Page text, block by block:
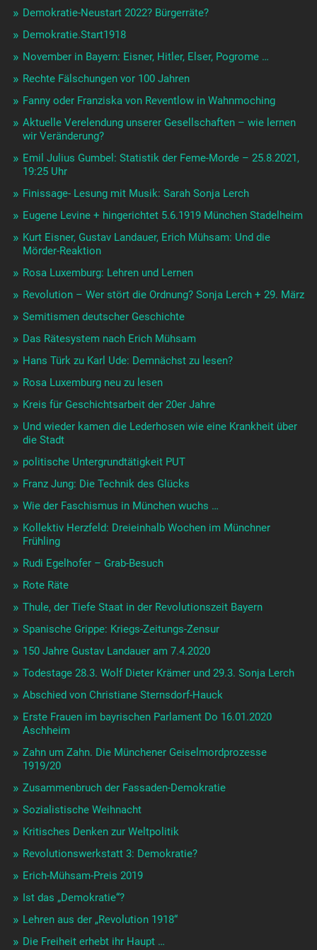
Demokratie-Neustart 2022? Bürgerräte?
Demokratie.Start1918
November in Bayern: Eisner, Hitler, Elser, Pogrome …
Rechte Fälschungen vor 100 Jahren
Fanny oder Franziska von Reventlow in Wahnmoching
Aktuelle Verelendung unserer Gesellschaften – wie lernen
wir Veränderung?
Emil Julius Gumbel: Statistik der Feme-Morde – 25.8.2021,
19:25 Uhr
Finissage- Lesung mit Musik: Sarah Sonja Lerch
Eugene Levine + hingerichtet 5.6.1919 München Stadelheim
Kurt Eisner, Gustav Landauer, Erich Mühsam: Und die
Mörder-Reaktion
Rosa Luxemburg: Lehren und Lernen
Revolution – Wer stört die Ordnung? Sonja Lerch + 29. März
Semitismen deutscher Geschichte
Das Rätesystem nach Erich Mühsam
Hans Türk zu Karl Ude: Demnächst zu lesen?
Rosa Luxemburg neu zu lesen
Kreis für Geschichtsarbeit der 20er Jahre
Und wieder kamen die Lederhosen wie eine Krankheit über
die Stadt
politische Untergrundtätigkeit PUT
Franz Jung: Die Technik des Glücks
Wie der Faschismus in München wuchs …
Kollektiv Herzfeld: Dreieinhalb Wochen im Münchner
Frühling
Rudi Egelhofer – Grab-Besuch
Rote Räte
Thule, der Tiefe Staat in der Revolutionszeit Bayern
Spanische Grippe: Kriegs-Zeitungs-Zensur
150 Jahre Gustav Landauer am 7.4.2020
Todestage 28.3. Wolf Dieter Krämer und 29.3. Sonja Lerch
Abschied von Christiane Sternsdorf-Hauck
Erste Frauen im bayrischen Parlament Do 16.01.2020
Aschheim
Zahn um Zahn. Die Münchener Geiselmordprozesse
1919/20
Zusammenbruch der Fassaden-Demokratie
Sozialistische Weihnacht
Kritisches Denken zur Weltpolitik
Revolutionswerkstatt 3: Demokratie?
Erich-Mühsam-Preis 2019
Ist das „Demokratie“?
Lehren aus der „Revolution 1918“
Die Freiheit erhebt ihr Haupt …